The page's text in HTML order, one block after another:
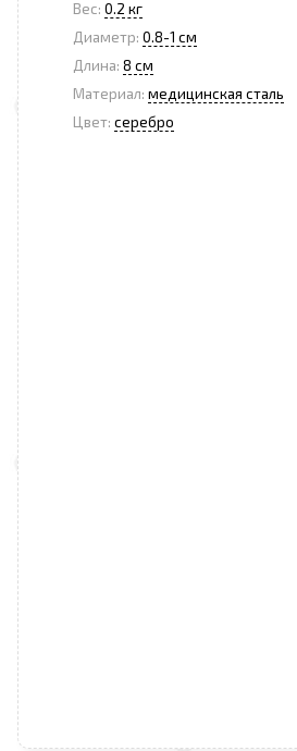
Вес: 0.2 кг
Диаметр: 0.8-1 см
Длина: 8 см
Материал: медицинская сталь
Цвет: серебро